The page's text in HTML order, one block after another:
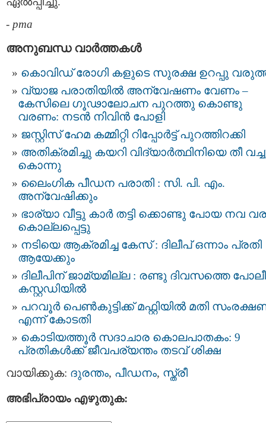
- pma
അനുബന്ധ വാര്‍ത്തകള്‍
കൊവിഡ് രോഗി കളുടെ സുരക്ഷ ഉറപ്പു
വ്യാജ പരാതിയിൽ അന്വേഷണം വേണം –
കേസിലെ ​ഗൂഢാലോചന പുറത്തു കൊണ്ടു
വരണം: നടൻ നിവിന്‍ പോളി
ജസ്റ്റിസ് ഹേമ കമ്മിറ്റി റിപ്പോർട്ട്‌ പുറത്തിറക്കി
അതിക്രമിച്ചു കയറി വിദ്യാര്‍ത്ഥിനിയെ തീ
കൊന്നു
ലൈംഗിക പീഡന പരാതി : സി. പി. എം.
അന്വേഷിക്കും
ഭാര്യാ വീട്ടു കാർ തട്ടി ക്കൊണ്ടു പോയ നവ
കൊല്ലപ്പെട്ടു
നടിയെ ആക്രമിച്ച കേസ് : ദിലീപ് ഒന്നാം പ്രതി
ആയേക്കും
ദിലീപിന് ജാമ്യമില്ല : രണ്ടു ദിവസത്തെ
കസ്റ്റഡിയില്‍
പറവൂർ പെൺകുട്ടിക്ക് മഫ്റ്റിയിൽ മതി
എന്ന് കോടതി
കൊടിയത്തൂര്‍ സദാചാര കൊലപാതകം: 9
പ്രതികള്‍ക്ക് ജീവപര്യന്തം തടവ് ശിക്ഷ
വായിക്കുക: ദുരന്തം, പീഡനം, സ്ത്രീ
അഭിപ്രായം എഴുതുക: